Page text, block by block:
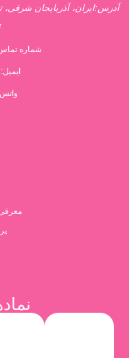
آدرس:ایران، آذربایجان شرقی،
شماره
ایمیل:
واتس‌اپ: